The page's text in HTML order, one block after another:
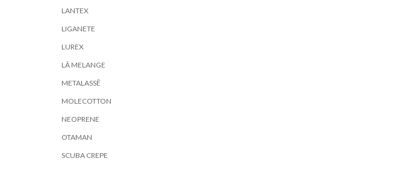
LANTEX
LIGANETE
LUREX
LÃ MELANGE
METALASSÊ
MOLECOTTON
NEOPRENE
OTAMAN
SCUBA CREPE